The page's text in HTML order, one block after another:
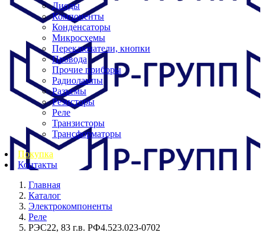
Диоды
Компоненты
Конденсаторы
Микросхемы
Переключатели, кнопки
Провода
Прочие приборы
Радиолампы
Разъемы
Резисторы
Реле
Транзисторы
Трансформаторы
Покупка
Контакты
Главная
Каталог
Электрокомпоненты
Реле
РЭС22, 83 г.в. РФ4.523.023-0702